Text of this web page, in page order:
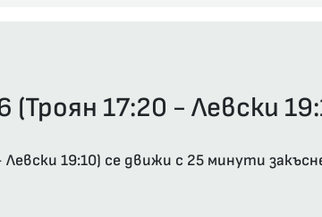
17:20 - Левски
19:10) се движи с 25 минути